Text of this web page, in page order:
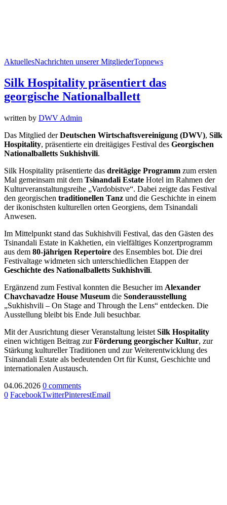
AktuellesNachrichten unserer MitgliederTopnews
Silk Hospitality präsentiert das
georgische Nationalballett
written by DWV Admin
Das Mitglied derDeutschen Wirtschaftsvereinigung (DWV), Silk
Hospitality, präsentierte ein dreitägiges Festival des Georgischen
Nationalballetts Sukhishvili.
Silk Hospitality präsentierte das dreitägige Programm zum ersten
Mal gemeinsam mit dem Tsinandali Estate Hotel im Rahmen der
Kulturveranstaltungsreihe „Vardobistve“. Dabei zeigte das Festival
den georgischen traditionellen Tanz und die Geschichte in einem
der ikonischsten kulturellen orten Georgiens, dem Tsinandali
Anwesen.
Im Mittelpunkt stand das Sukhishvili Festival, das den Gästen des
Tsinandali Estate in Kakhetien, ein vielfältiges Konzertprogramm
aus dem 80-jährigen Repertoire des Ensembles bot. Die drei
Festivaltage widmeten sich unterschiedlichen Etappen der
Geschichte des Nationalballetts Sukhishvili.
Ergänzend zum Festival konnten die Besucher im Alexander
Chavchavadze House Museum die Sonderausstellung
„Sukhishvili – On Stage and Through the Lens“ entdecken. Die
Ausstellung bleibt bis Ende Juli besuchbar.
Mit der Ausrichtung dieser Veranstaltung leistet Silk Hospitality
einen wichtigen Beitrag zurFörderung georgischer Kultur, zur
Stärkung kultureller Traditionen und zur Weiterentwicklung des
Tsinandali Estate als bedeutenden Ort für Kunst, Geschichte und
internationalen Austausch.
04.06.2026 0 comments
0 FacebookTwitterPinterestEmail